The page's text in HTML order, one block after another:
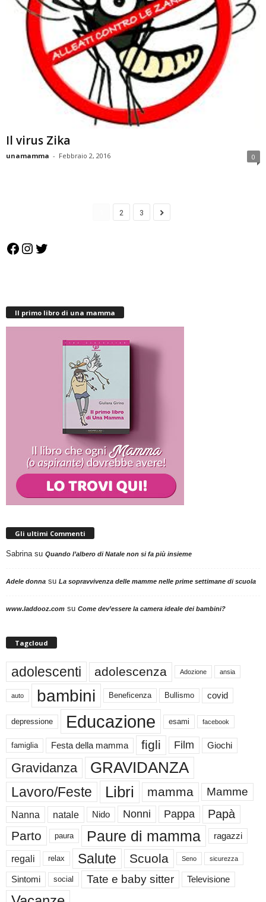
Il virus Zika
unamamma - Febbraio 2, 2016 0
2 3
Facebook Instagram Twitter
Il primo libro di una mamma
Gli ultimi Commenti
Sabrina su Quando l’albero di Natale non si fa più insieme
Adele donna su La sopravvivenza delle mamme nelle prime settimane di scuola
www.laddooz.com su Come dev’essere la camera ideale dei bambini?
Tagcloud
adolescenti adolescenza Adozione ansia
auto bambini Beneficenza Bullismo covid
depressione Educazione esami facebook
famiglia Festa della mamma figli Film Giochi
Gravidanza GRAVIDANZA
Lavoro/Feste Libri mamma Mamme
Nanna natale Nido Nonni Pappa Papà
Parto paura Paure di mamma ragazzi
regali relax Salute Scuola Seno sicurezza
Sintomi social Tate e baby sitter Televisione